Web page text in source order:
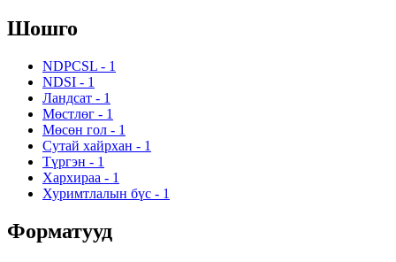
Шошго
NDPCSL - 1
NDSI - 1
Ландсат - 1
Мөстлөг - 1
Мөсөн гол - 1
Сутай хайрхан - 1
Түргэн - 1
Хархираа - 1
Хуримтлалын бүс - 1
Форматууд